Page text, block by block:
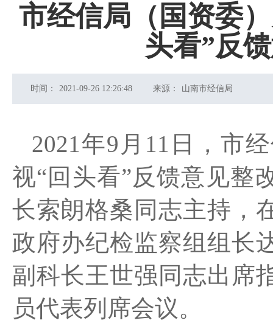
市经信局（国资委
头看”反
时间： 2021-09-26 12:26:48 来源： 山南市经信局
2021年9 月 11 日，市
视“回头看”反馈意见整
长索朗格桑同志主持，
政府办纪检监察组组长
副科长王世强 同志出席
员代表列席会议。